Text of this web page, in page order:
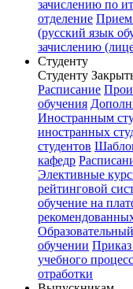
зачислению по
отделение Прием
(русский язык
зачислению
Студенту
Студенту
Расписание
обучения
Иностранным
иностранных
студентов
кафедр
Элективные
рейтинговой
обучение на
обучении
учебного
отработки